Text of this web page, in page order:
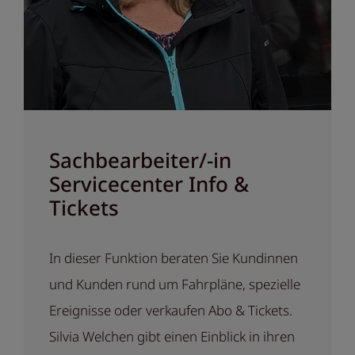
Sachbearbeiter/-in
Servicecenter Info &
Tickets
In dieser Funktion beraten Sie Kundinnen
und Kunden rund um Fahrpläne, spezielle
Ereignisse oder verkaufen Abo & Tickets.
Silvia Welchen gibt einen Einblick in ihren